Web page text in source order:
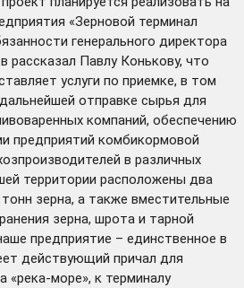
«Зерновой терминал
генерального директора
рассказал Павлу Конькову, что
услуги по приемке, в том
отправке сырья для
компаний, обеспечению
предприятий комбикормовой
в различных
территории расположены два
зерна, а также вместительные
зерна, шрота и тарной
предприятие – единственное в
действующий причал для
«река-море», к терминалу